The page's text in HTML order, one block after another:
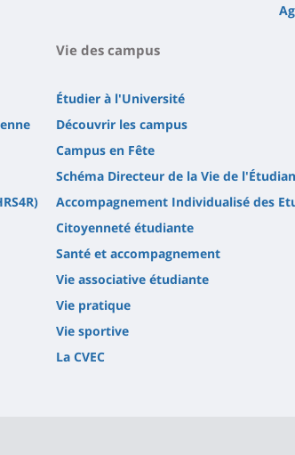
Vie des campus
Étudier à l'Université
Découvrir les campus
Campus en Fête
Schéma Directeur de la Vie de
Accompagnement Individualisé des
Citoyenneté étudiante
Santé et accompagnement
Vie associative étudiante
Vie pratique
Vie sportive
La CVEC